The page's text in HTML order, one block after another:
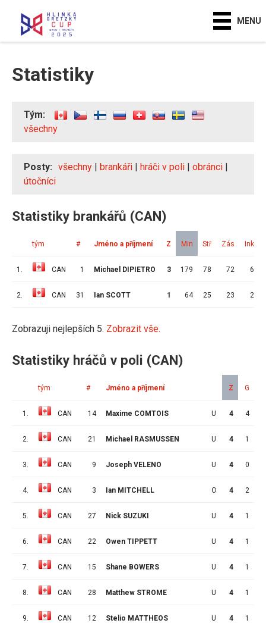
MENU
Statistiky
Tým:
všechny
Posty: všechny | brankáři | hráči v poli | obránci |
útočníci
Statistiky brankářů (CAN)
tým # Jméno a příjmení Z Min Stř Zás Ink
1. CAN 1 Michael DIPIETRO 3 179 78 72 6
2. CAN 31 Ian SCOTT 1 64 25 23 2
Zobrazuji nejlepších 5. Zobrazit vše.
Statistiky hráčů v poli (CAN)
tým # Jméno a příjmení Z G
1. CAN 14 Maxime COMTOIS U 4 4
2. CAN 21 Michael RASMUSSEN U 4 1
3. CAN 9 Joseph VELENO U 4 0
4. CAN 3 Ian MITCHELL O 4 2
5. CAN 27 Nick SUZUKI U 4 1
6. CAN 22 Owen TIPPETT U 4 1
7. CAN 15 Shane BOWERS U 4 1
8. CAN 28 Matthew STROME U 4 1
9. CAN 12 Stelio MATTHEOS U 4 1